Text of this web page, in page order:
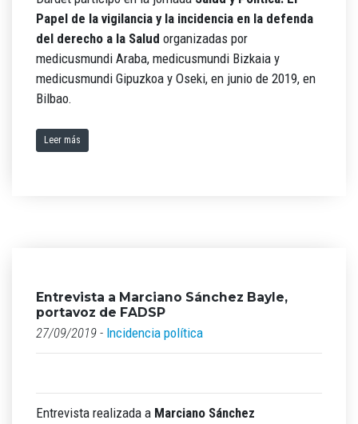
Papel de la vigilancia y la incidencia en la defenda
del derecho a la Salud organizadas por
medicusmundi Araba, medicusmundi Bizkaia y
medicusmundi Gipuzkoa y Oseki, en junio de 2019, en
Bilbao.
Leer más
Entrevista a Marciano Sánchez Bayle,
portavoz de FADSP
27/09/2019 - Incidencia política
Entrevista realizada a Marciano Sánchez